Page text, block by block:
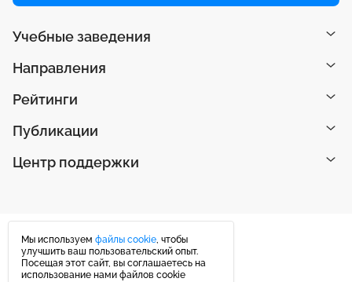
Учебные заведения
Направления
Рейтинги
Публикации
Центр поддержки
Мы используем файлы cookie, чтобы
улучшить ваш пользовательский опыт.
Посещая этот сайт, вы соглашаетесь на
использование нами файлов cookie